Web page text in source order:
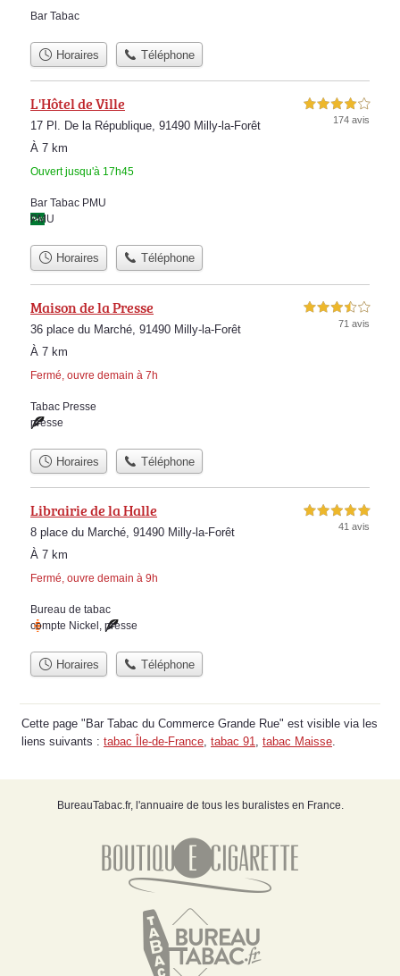
Bar Tabac
Horaires Téléphone
L'Hôtel de Ville
17 Pl. De la République, 91490 Milly-la-Forêt
À 7 km
Ouvert jusqu'à 17h45
4,0 étoiles sur 5
174 avis
Bar Tabac PMU
PMU
Horaires Téléphone
Maison de la Presse
36 place du Marché, 91490 Milly-la-Forêt
À 7 km
Fermé, ouvre demain à 7h
3,5 étoiles sur 5
71 avis
Tabac Presse
presse
Horaires Téléphone
Librairie de la Halle
8 place du Marché, 91490 Milly-la-Forêt
À 7 km
Fermé, ouvre demain à 9h
5,0 étoiles sur 5
41 avis
Bureau de tabac
compte Nickel , presse
Horaires Téléphone
Cette page "Bar Tabac du Commerce Grande Rue" est visible via les
liens suivants : tabac Île-de-France, tabac 91, tabac Maisse.
BureauTabac.fr, l'annuaire de tous les buralistes en France.